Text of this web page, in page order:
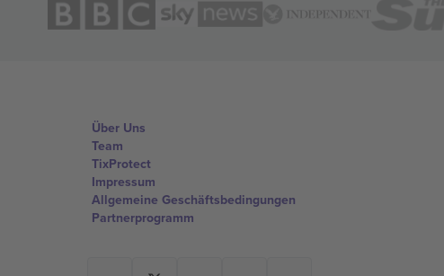
Über Uns
Team
TixProtect
Impressum
Allgemeine Geschäftsbedingungen
Partnerprogramm